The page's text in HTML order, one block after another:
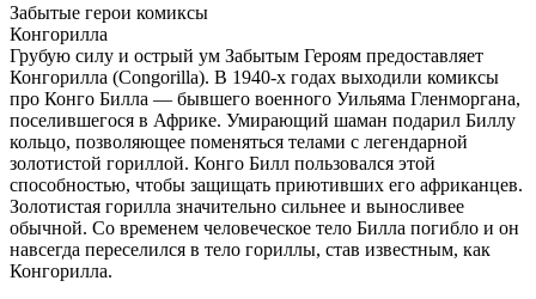
Забытые герои комиксы
Конгорилла
Грубую силу и острый ум Забытым Героям предоставляет
Конгорилла (Congorilla). В 1940-х годах выходили комиксы
про Конго Билла — бывшего военного Уильяма Гленморгана,
поселившегося в Африке. Умирающий шаман подарил Биллу
кольцо, позволяющее поменяться телами с легендарной
золотистой гориллой. Конго Билл пользовался этой
способностью, чтобы защищать приютивших его африканцев.
Золотистая горилла значительно сильнее и выносливее
обычной. Со временем человеческое тело Билла погибло и он
навсегда переселился в тело гориллы, став известным, как
Конгорилла.